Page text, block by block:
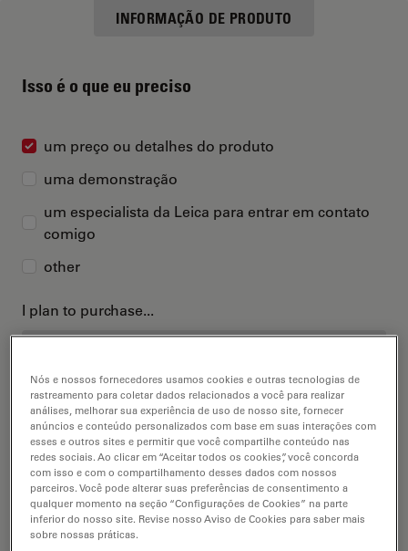
INFORMAÇÃO DE PRODUTO
Isso é o que eu preciso
um preço ou detalhes do produto
uma demonstração
um especialista da Leica para entrar em contato
comigo
other
I plan to purchase...
Este sou eu
Título acadêmico opcional
Nós e nossos fornecedores usamos cookies e outras tecnologias de
rastreamento para coletar dados relacionados a você para realizar
análises, melhorar sua experiência de uso de nosso site, fornecer
anúncios e conteúdo personalizados com base em suas interações com
esses e outros sites e permitir que você compartilhe conteúdo nas
redes sociais. Ao clicar em “Aceitar todos os cookies”, você concorda
com isso e com o compartilhamento desses dados com nossos
parceiros. Você pode alterar suas preferências de consentimento a
qualquer momento na seção “Configurações de Cookies” na parte
inferior do nosso site. Revise nosso Aviso de Cookies para saber mais
sobre nossas práticas.